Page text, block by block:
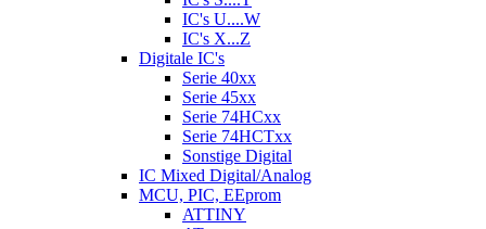
IC's U....W
IC's X...Z
Digitale IC's
Serie 40xx
Serie 45xx
Serie 74HCxx
Serie 74HCTxx
Sonstige Digital
IC Mixed Digital/Analog
MCU, PIC, EEprom
ATTINY